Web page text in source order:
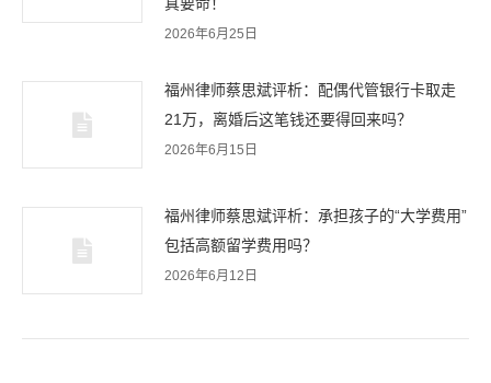
2026年6月25日
福州律师蔡思斌评析：配偶代管银行卡取走
21万，离婚后这笔钱还要得回来吗？
2026年6月15日
福州律师蔡思斌评析：承担孩子的“大学费用”
包括高额留学费用吗？
2026年6月12日